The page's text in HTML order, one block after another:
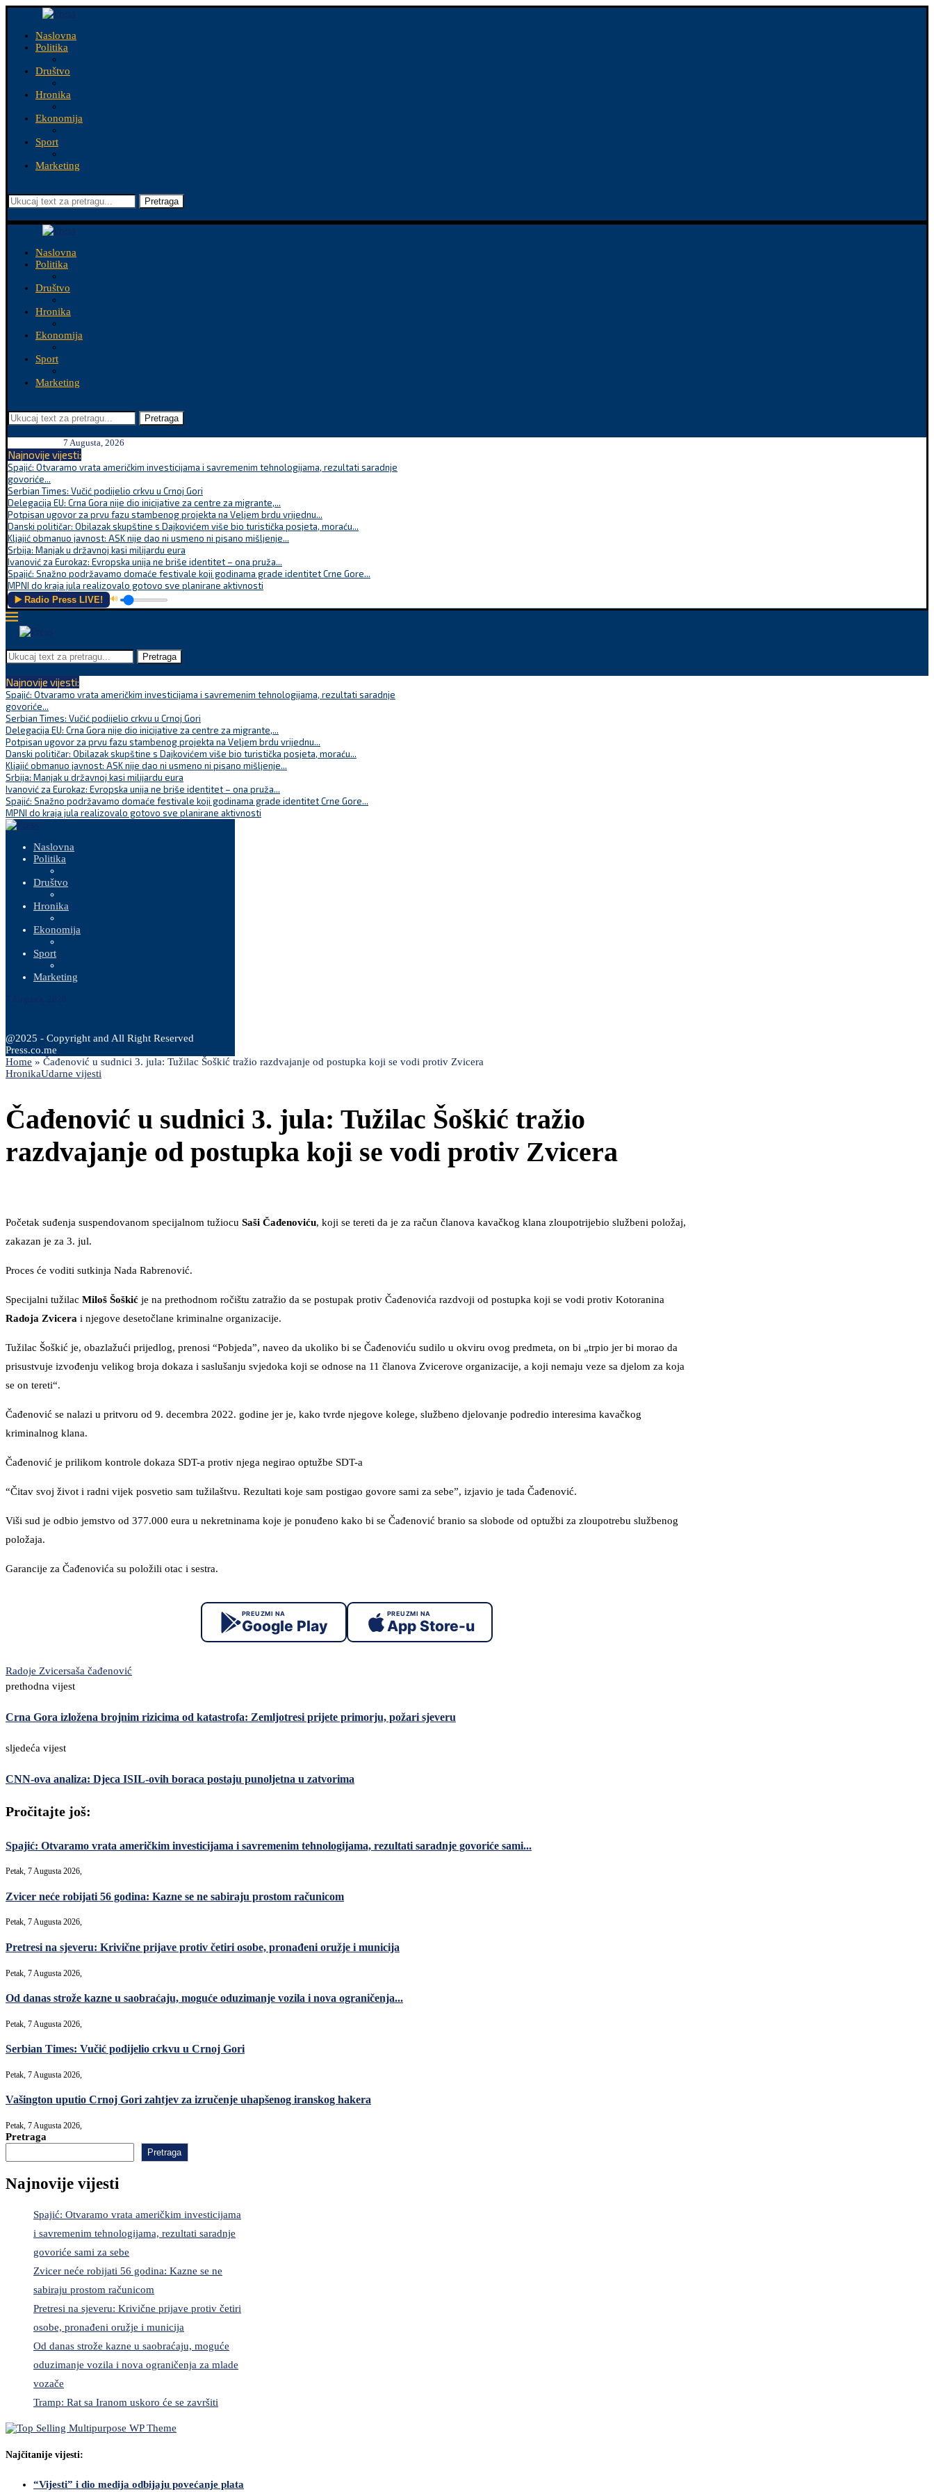
Naslovna
Politika
Društvo
Hronika
Ekonomija
Sport
Marketing
Pretraga
Naslovna
Politika
Društvo
Hronika
Ekonomija
Sport
Marketing
Pretraga
7 Augusta, 2026
Najnovije vijesti:
Spajić: Otvaramo vrata američkim investicijama i savremenim tehnologijama, rezultati saradnje
govoriće...
Serbian Times: Vučić podijelio crkvu u Crnoj Gori
Delegacija EU: Crna Gora nije dio inicijative za centre za migrante,...
Potpisan ugovor za prvu fazu stambenog projekta na Veljem brdu vrijednu...
Danski političar: Obilazak skupštine s Dajkovićem više bio turistička posjeta, moraću...
Kljajić obmanuo javnost: ASK nije dao ni usmeno ni pisano mišljenje...
Srbija: Manjak u državnoj kasi milijardu eura
Ivanović za Eurokaz: Evropska unija ne briše identitet – ona pruža...
Spajić: Snažno podržavamo domaće festivale koji godinama grade identitet Crne Gore...
MPNI do kraja jula realizovalo gotovo sve planirane aktivnosti
▶️ Radio Press LIVE! 🔊
Pretraga
Najnovije vijesti:
Spajić: Otvaramo vrata američkim investicijama i savremenim tehnologijama, rezultati saradnje
govoriće...
Serbian Times: Vučić podijelio crkvu u Crnoj Gori
Delegacija EU: Crna Gora nije dio inicijative za centre za migrante,...
Potpisan ugovor za prvu fazu stambenog projekta na Veljem brdu vrijednu...
Danski političar: Obilazak skupštine s Dajkovićem više bio turistička posjeta, moraću...
Kljajić obmanuo javnost: ASK nije dao ni usmeno ni pisano mišljenje...
Srbija: Manjak u državnoj kasi milijardu eura
Ivanović za Eurokaz: Evropska unija ne briše identitet – ona pruža...
Spajić: Snažno podržavamo domaće festivale koji godinama grade identitet Crne Gore...
MPNI do kraja jula realizovalo gotovo sve planirane aktivnosti
Naslovna
Politika
Društvo
Hronika
Ekonomija
Sport
Marketing
@2025 - Copyright and All Right Reserved
Press.co.me
Home » Čađenović u sudnici 3. jula: Tužilac Šoškić tražio razdvajanje od postupka koji se vodi protiv Zvicera
HronikaUdarne vijesti
Čađenović u sudnici 3. jula: Tužilac Šoškić tražio
razdvajanje od postupka koji se vodi protiv Zvicera
Početak suđenja suspendovanom specijalnom tužiocu Saši Čađenoviću, koji se tereti da je za račun članova kavačkog klana zloupotrijebio službeni položaj,
zakazan je za 3. jul.
Proces će voditi sutkinja Nada Rabrenović.
Specijalni tužilac Miloš Šoškić je na prethodnom ročištu zatražio da se postupak protiv Čađenovića razdvoji od postupka koji se vodi protiv Kotoranina
Radoja Zvicera i njegove desetočlane kriminalne organizacije.
Tužilac Šoškić je, obazlažući prijedlog, prenosi “Pobjeda”, naveo da ukoliko bi se Čađenoviću sudilo u okviru ovog predmeta, on bi „trpio jer bi morao da
prisustvuje izvođenju velikog broja dokaza i saslušanju svjedoka koji se odnose na 11 članova Zvicerove organizacije, a koji nemaju veze sa djelom za koja
se on tereti“.
Čađenović se nalazi u pritvoru od 9. decembra 2022. godine jer je, kako tvrde njegove kolege, službeno djelovanje podredio interesima kavačkog
kriminalnog klana.
Čađenović je prilikom kontrole dokaza SDT-a protiv njega negirao optužbe SDT-a
“Čitav svoj život i radni vijek posvetio sam tužilaštvu. Rezultati koje sam postigao govore sami za sebe”, izjavio je tada Čađenović.
Viši sud je odbio jemstvo od 377.000 eura u nekretninama koje je ponuđeno kako bi se Čađenović branio sa slobode od optužbi za zloupotrebu službenog
položaja.
Garancije za Čađenovića su položili otac i sestra.
PREUZMI NA
Google Play
PREUZMI NA
App Store-u
Radoje Zvicersaša čađenović
prethodna vijest
Crna Gora izložena brojnim rizicima od katastrofa: Zemljotresi prijete primorju, požari sjeveru
sljedeća vijest
CNN-ova analiza: Djeca ISIL-ovih boraca postaju punoljetna u zatvorima
Pročitajte još:
Spajić: Otvaramo vrata američkim investicijama i savremenim tehnologijama, rezultati saradnje govoriće sami...
Petak, 7 Augusta 2026,
Zvicer neće robijati 56 godina: Kazne se ne sabiraju prostom računicom
Petak, 7 Augusta 2026,
Pretresi na sjeveru: Krivične prijave protiv četiri osobe, pronađeni oružje i municija
Petak, 7 Augusta 2026,
Od danas strože kazne u saobraćaju, moguće oduzimanje vozila i nova ograničenja...
Petak, 7 Augusta 2026,
Serbian Times: Vučić podijelio crkvu u Crnoj Gori
Petak, 7 Augusta 2026,
Vašington uputio Crnoj Gori zahtjev za izručenje uhapšenog iranskog hakera
Petak, 7 Augusta 2026,
Pretraga
Pretraga
Najnovije vijesti
Spajić: Otvaramo vrata američkim investicijama
i savremenim tehnologijama, rezultati saradnje
govoriće sami za sebe
Zvicer neće robijati 56 godina: Kazne se ne
sabiraju prostom računicom
Pretresi na sjeveru: Krivične prijave protiv četiri
osobe, pronađeni oružje i municija
Od danas strože kazne u saobraćaju, moguće
oduzimanje vozila i nova ograničenja za mlade
vozače
Tramp: Rat sa Iranom uskoro će se završiti
Najčitanije vijesti:
“Vijesti” i dio medija odbijaju povećanje plata